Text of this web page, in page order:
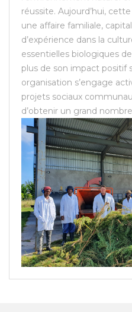
réussite. Aujourd’hui,
une affaire familiale,
d’expérience dans la
essentielles biologiques
plus de son impact positif
organisation s’engage
projets sociaux
d’obtenir un grand